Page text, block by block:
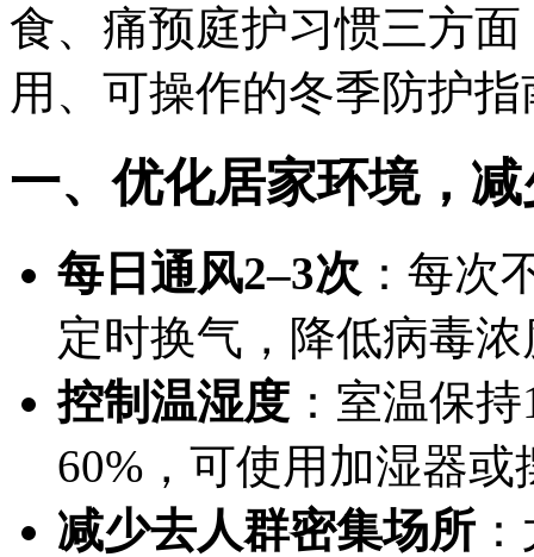
食、痛预庭护习惯三方
用、可操作的冬季防护指
一、优化居家环境，
每日通风2–3次 ：每次
定时换气，降低病毒
控制温湿度 ：室温保
60%，可使用加湿器
减少去人群密集场所